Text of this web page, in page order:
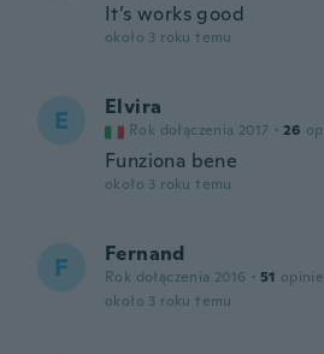
It’s works good
około 3 roku temu
E Elvira
Rok dołączenia 2017 · 26
Funziona bene
około 3 roku temu
F Fernand
Rok dołączenia 2016 · 51 opinie
około 3 roku temu